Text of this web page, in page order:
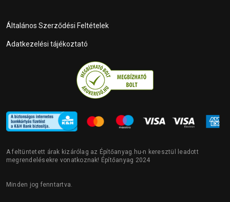
Általános Szerződési Feltételek
Adatkezelési tájékoztató
A feltüntetett árak kizárólag az Építőanyag.hu-n keresztül leadott
megrendelésekre vonatkoznak! Építőanyag 2024
Minden jog fenntartva.